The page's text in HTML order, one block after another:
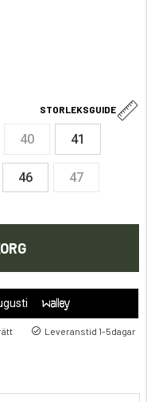
STORLEKSGUIDE
40 41
46 47
Leveranstid 1-5dagar